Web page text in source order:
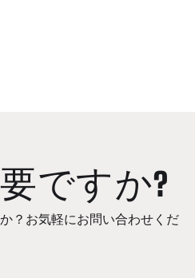
ですか?
？お気軽にお問い合わせくだ